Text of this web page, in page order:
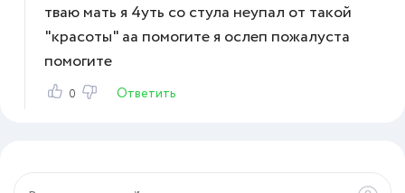
тваю мать я 4уть со стула неупал от такой
"красоты" аа помогите я ослеп пожалуста
помогите
0 Ответить